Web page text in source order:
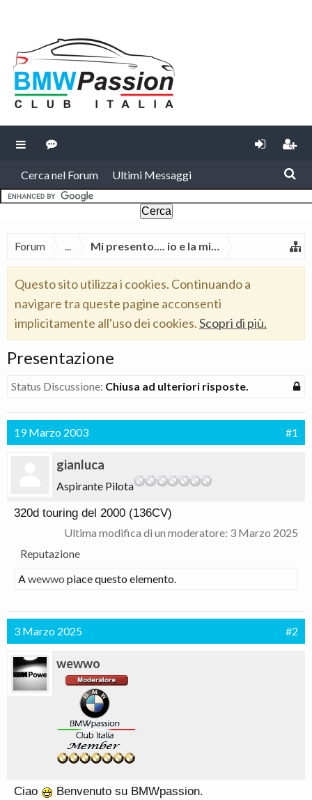
Cerca nel Forum Ultimi Messaggi
Forum ... Mi presento.... io e la mia BMW
Questo sito utilizza i cookies. Continuando a
navigare tra queste pagine acconsenti
implicitamente all'uso dei cookies.Scopri di più.
Presentazione
Status Discussione: Chiusa ad ulteriori risposte.
19 Marzo 2003 #1
gianluca
Aspirante Pilota
320d touring del 2000 (136CV)
Ultima modifica di un moderatore: 3 Marzo 2025
Reputazione
Awewwo piace questo elemento.
3 Marzo 2025 #2
wewwo
Ciao Benvenuto su BMWpassion.